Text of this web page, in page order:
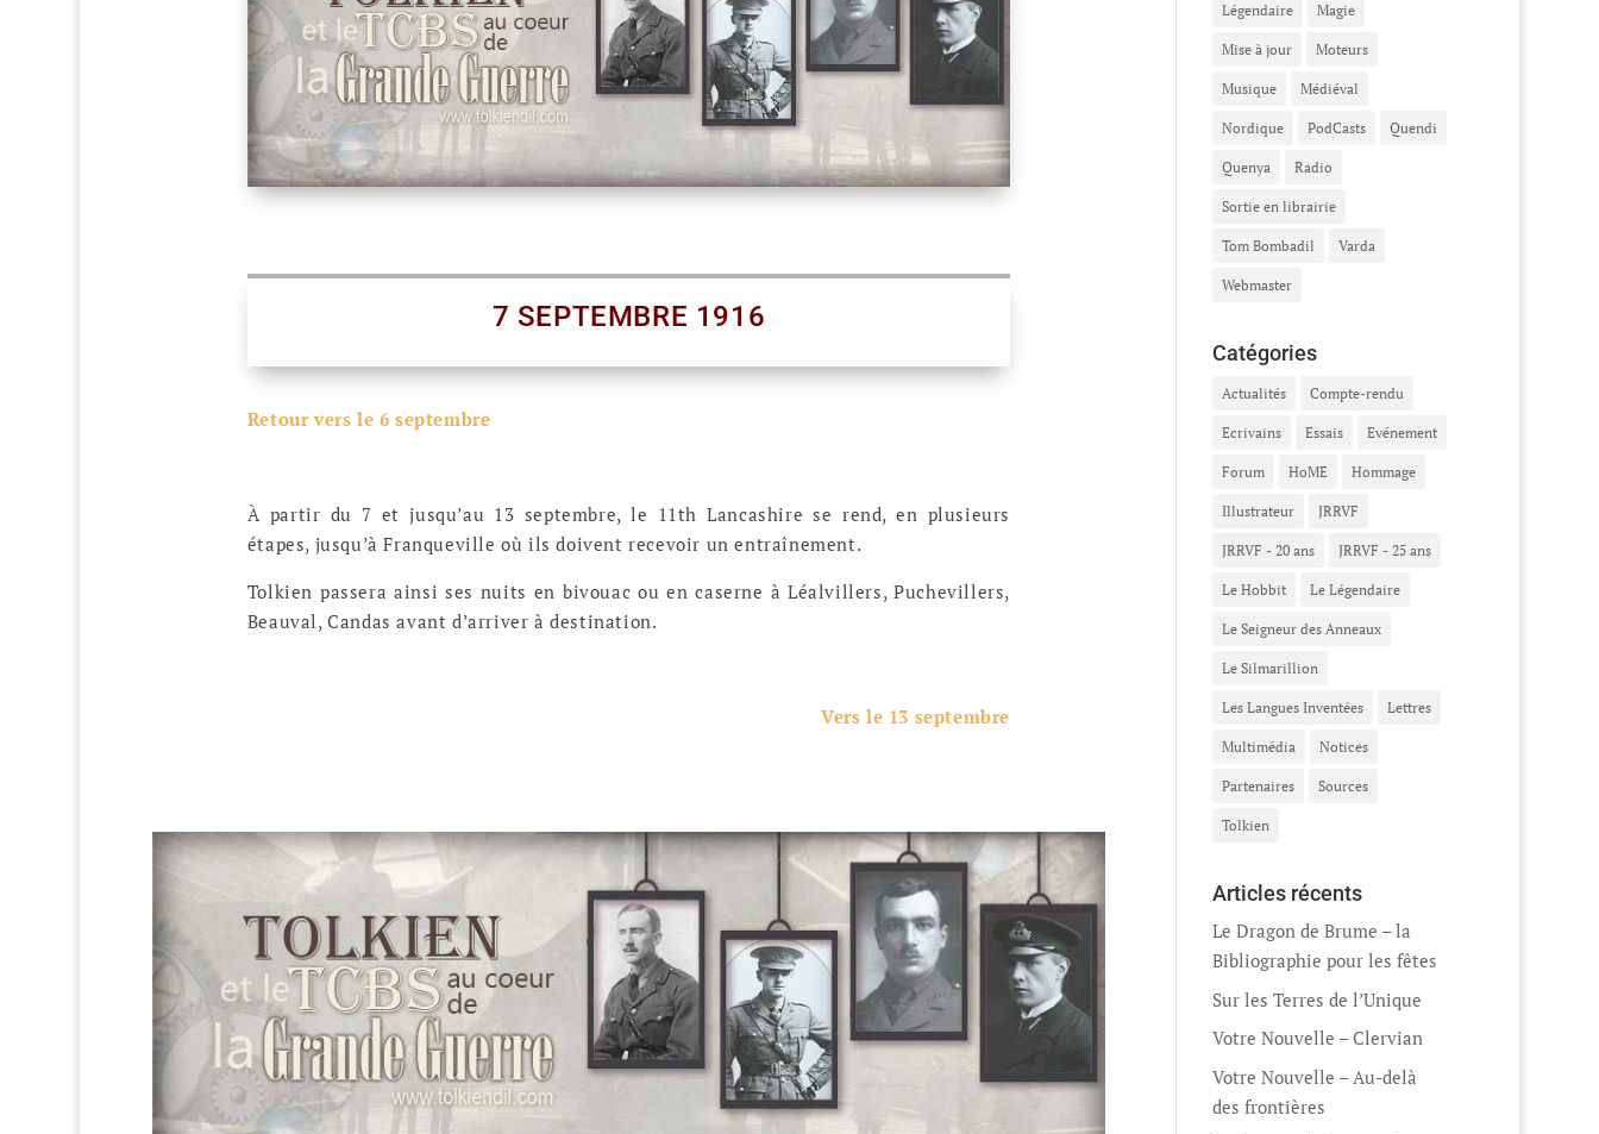
7 SEPTEMBRE 1916
Retour vers le 6 septembre
À partir du 7 et jusqu’au 13 septembre, le 11th Lancashire se rend, en plusieurs
étapes, jusqu’à Franqueville où ils doivent recevoir un entraînement.
Tolkien passera ainsi ses nuits en bivouac ou en caserne à Léalvillers, Puchevillers,
Beauval, Candas avant d’arriver à destination.
Vers le 13 septembre
Légendaire Magie
Mise à jour Moteurs
Musique Médiéval
Nordique PodCasts Quendi
Quenya Radio
Sortie en librairie
Tom Bombadil Varda
Webmaster
Catégories
Actualités Compte-rendu
Ecrivains Essais Evénement
Forum HoME Hommage
Illustrateur JRRVF
JRRVF - 20 ans JRRVF - 25 ans
Le Hobbit Le Légendaire
Le Seigneur des Anneaux
Le Silmarillion
Les Langues Inventées Lettres
Multimédia Notices
Partenaires Sources
Tolkien
Articles récents
Le Dragon de Brume – la
Bibliographie pour les fêtes
Sur les Terres de l’Unique
Votre Nouvelle – Clervian
Votre Nouvelle – Au-delà
des frontières